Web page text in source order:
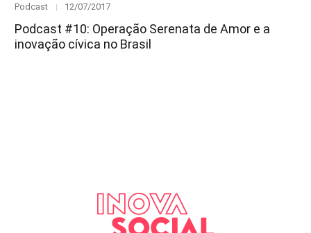
Category
Podcast
Posted
12/07/2017
Podcast #10: Operação Serenata de Amor e a
inovação cívica no Brasil